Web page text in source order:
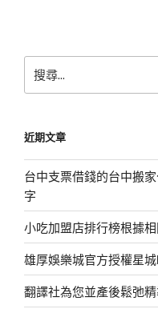
尋
字:
近期文章
台中支票借錢的台中搬
字
小吃加盟店排行榜根據
雄厚娛樂城官方授權星
翻譯社為您並產後鬆弛